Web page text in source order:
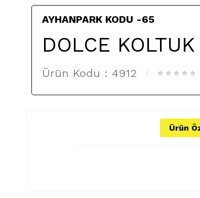
AYHANPARK KODU -65
DOLCE
Ürün Kodu : 4912
Ürün